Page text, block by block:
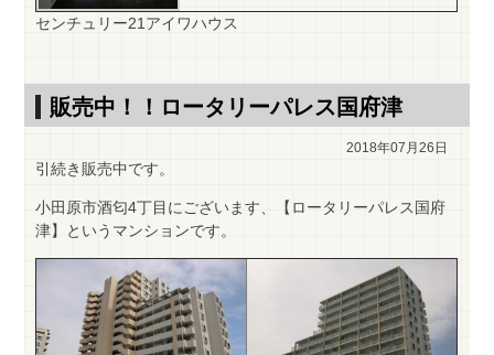
センチュリー21アイワハウス
販売中！！ロータリーパレス国府津
2018年07月26日
引続き販売中です。
小田原市酒匂4丁目にございます、【ロータリーパレス国府
津】というマンションです。